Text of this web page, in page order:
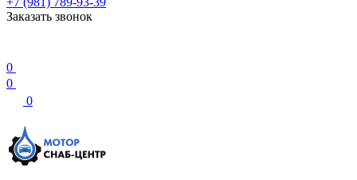
Заказать звонок
0
0
0